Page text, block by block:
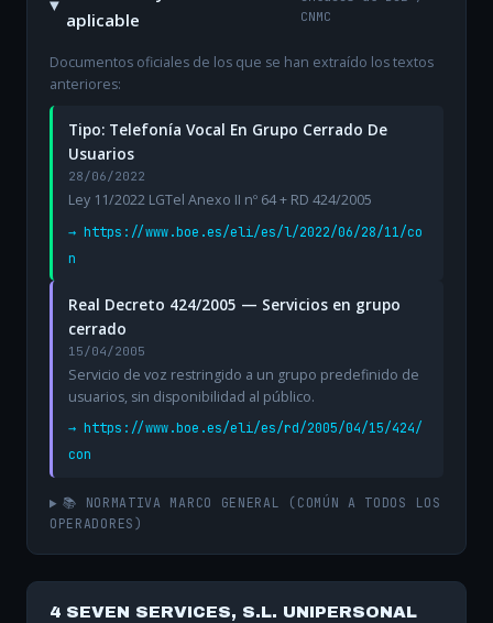
aplicable
CNMC
Documentos oficiales de los que se han extraído los textos
anteriores:
Tipo: Telefonía Vocal En Grupo Cerrado De
Usuarios
28/06/2022
Ley 11/2022 LGTel Anexo II nº 64 + RD 424/2005
→ https://www.boe.es/eli/es/l/2022/06/28/11/co
n
Real Decreto 424/2005 — Servicios en grupo
cerrado
15/04/2005
Servicio de voz restringido a un grupo predefinido de
usuarios, sin disponibilidad al público.
→ https://www.boe.es/eli/es/rd/2005/04/15/424/
con
📚 NORMATIVA MARCO GENERAL (COMÚN A TODOS LOS
OPERADORES)
4 SEVEN SERVICES, S.L. UNIPERSONAL